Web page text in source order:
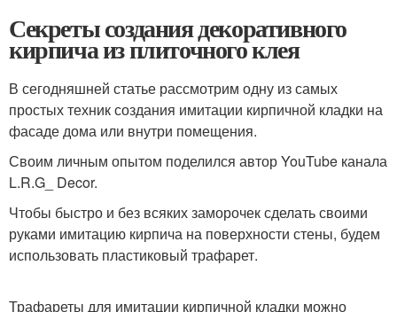
Секреты создания декоративного
кирпича из плиточного клея
В сегодняшней статье рассмотрим одну из самых
простых техник создания имитации кирпичной кладки на
фасаде дома или внутри помещения.
Своим личным опытом поделился автор YouTube канала
L.R.G_ Decor.
Чтобы быстро и без всяких заморочек сделать своими
руками имитацию кирпича на поверхности стены, будем
использовать пластиковый трафарет.
Трафареты для имитации кирпичной кладки можно